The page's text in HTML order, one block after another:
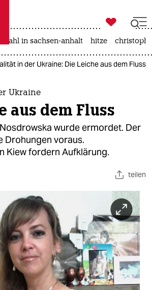
taz zahl ich
taz zahl ich

taz zahl ich
in sachsen-anhalt hitze
in der Ukraine: Die Leiche aus dem Fluss
Ukraine
aus dem Fluss
wurde ermordet. Der
Drohungen voraus.
Kiew fordern Aufklärung.
teilen